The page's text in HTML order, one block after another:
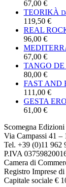
67,00 €
TEORIKÀ
119,50 €
REAL
96,00 €
67,00 €
TANGO DE
80,00 €
FAST AND
111,00 €
GESTA
61,00 €
Scomegna
Via Campassi 41
Tel. +39 (0)11 962
P.IVA
Camera di
Registro Imprese
Capitale sociale €